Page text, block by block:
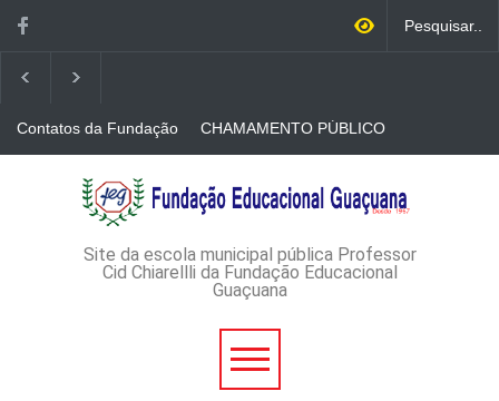
Contatos da Fundação
CHAMAMENTO PÚBLICO
CREDENCIAMENTO DE
IMPRESSOS
AVISO DE DISPENSA DE
LICITAÇÃO - DISPENSA DE
LICITAÇÃO Nº 53/2026-
ADMINISTRATIVO Nº
Site da escola municipal pública Professor
Cid Chiarellli da Fundação Educacional
Guaçuana